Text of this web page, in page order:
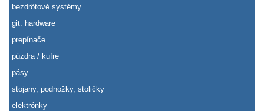
bezdrôtové systémy
git. hardware
prepínače
púzdra / kufre
pásy
stojany, podnožky, stoličky
elektrónky